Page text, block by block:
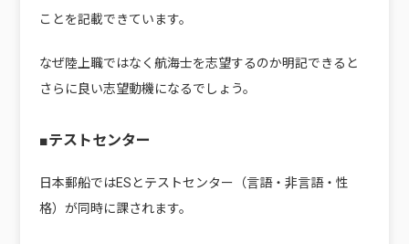
ことを記載できています。
なぜ陸上職ではなく航海士を志望するのか明記できると
さらに良い志望動機になるでしょう。
■テストセンター
日本郵船ではESとテストセンター（言語・非言語・性
格）が同時に課されます。